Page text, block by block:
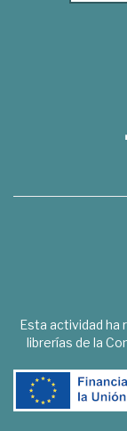
Esta actividad ha
librerías de la